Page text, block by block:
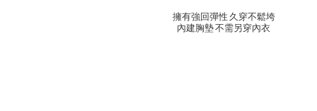
擁有強回彈性 久穿不鬆垮
內建胸墊 不需另穿內衣